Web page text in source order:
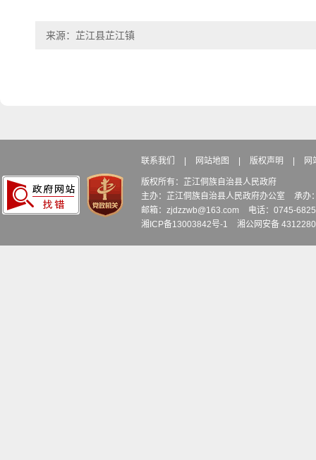
来源：芷江县芷江镇
联系我们 网站地图 版权声明 网
版权所有：芷江侗族自治县人民政府
主办：芷江侗族自治县人民政府办公室
承办
邮箱：zjdzzwb@163.com
电话：0745-
湘ICP备13003842号-1
湘公网安备